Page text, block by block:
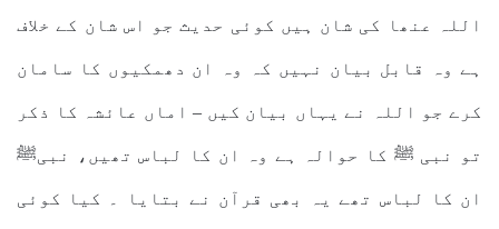
اللہ عنھا کی شان ہیں کوئی حدیث جو اس شان کے خلاف
ہے وہ قابل بیان نہیں کہ وہ ان دھمکیوں کا سامان
کرے جو اللہ نے یہاں بیان کیں – اماں عائشہ کا ذکر
تو نبی ﷺ کا حوالہ ہے وہ ان کا لباس تھیں، نبیﷺ
ان کا لباس تھے یہ بھی قرآن نے بتایا ۔ کیا کوئی